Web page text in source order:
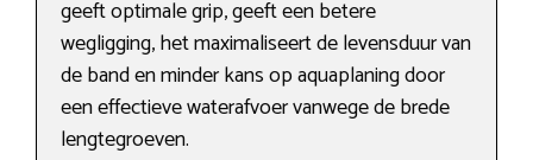
geeft optimale grip, geeft een betere
wegligging, het maximaliseert de levensduur van
de band en minder kans op aquaplaning door
een effectieve waterafvoer vanwege de brede
lengtegroeven.